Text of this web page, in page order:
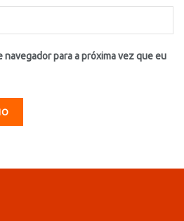
navegador para a próxima vez que eu